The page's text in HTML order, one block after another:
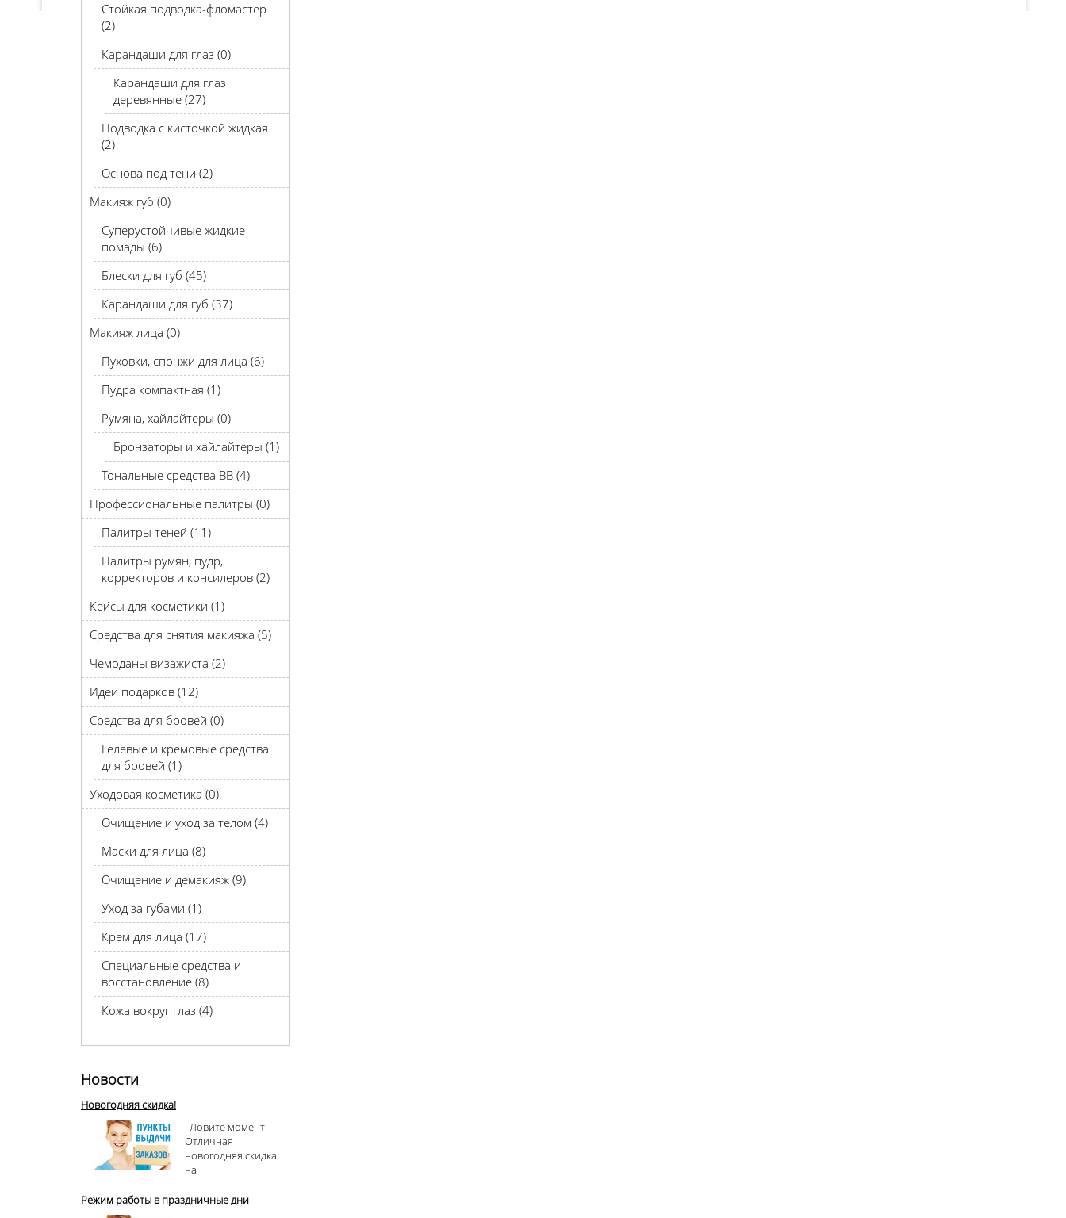
Стойкая подводка-фломастер
(2)
Карандаши для глаз (0)
Карандаши для глаз
деревянные (27)
Подводка с кисточкой жидкая
(2)
Основа под тени (2)
Макияж губ (0)
Суперустойчивые жидкие
помады (6)
Блески для губ (45)
Карандаши для губ (37)
Макияж лица (0)
Пуховки, спонжи для лица (6)
Пудра компактная (1)
Румяна, хайлайтеры (0)
Бронзаторы и хайлайтеры (1)
Тональные средства BB (4)
Профессиональные палитры (0)
Палитры теней (11)
Палитры румян, пудр,
корректоров и консилеров (2)
Кейсы для косметики (1)
Средства для снятия макияжа (5)
Чемоданы визажиста (2)
Идеи подарков (12)
Средства для бровей (0)
Гелевые и кремовые средства
для бровей (1)
Уходовая косметика (0)
Очищение и уход за телом (4)
Маски для лица (8)
Очищение и демакияж (9)
Уход за губами (1)
Крем для лица (17)
Специальные средства и
восстановление (8)
Кожа вокруг глаз (4)
Новости
Новогодняя скидка!
Ловите момент!
Отличная
новогодняя скидка
на
Режим работы в праздничные дни